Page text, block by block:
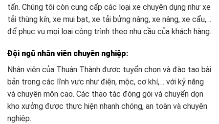
tấn. Chúng tôi còn cung cấp các loại xe chuyên dụng như xe
tải thùng kín, xe mui bạt, xe tải bửng nâng, xe nâng, xe cẩu,…
để phục vụ mọi loại công trình theo nhu cầu của khách hàng.
Đội ngũ nhân viên chuyên nghiệp:
Nhân viên của Thuận Thành được tuyển chọn và đào tạo bài
bản trong các lĩnh vực như điện, mộc, cơ khí,… với kỹ năng
và chuyên môn cao. Các thao tác đóng gói và chuyển dọn
kho xưởng được thực hiện nhanh chóng, an toàn và chuyên
nghiệp.